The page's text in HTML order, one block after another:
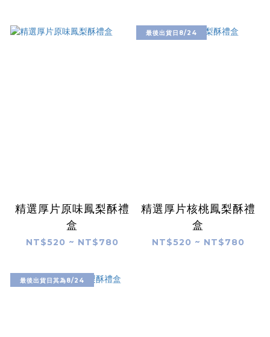
精選厚片原味鳳梨酥禮
盒
NT$520 ~ NT$780
最後出貨日8/24
精選厚片核桃鳳梨酥禮
盒
NT$520 ~ NT$780
最後出貨日其為8/24